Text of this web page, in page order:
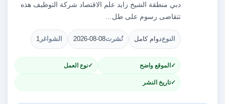
دبي منطقة الشيخ زايد علم الاقتصاد شركة التوظيف هذه
تتقاضى رسوم على طل…
النوعدوام كامل نُشرت2026-08-08 الشواغر 1
الموقع واضح نوع العمل
تاريخ النشر